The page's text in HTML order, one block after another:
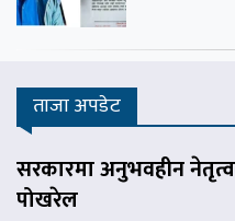
ताजा अपडेट
सरकारमा अनुभवहीन
पोखरेल